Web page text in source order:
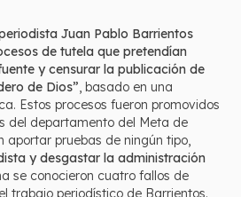
Juan Pablo Barrientos
de tutela que pretendían
y censurar la publicación de
de Dios”, basado en una
Estos procesos fueron promovidos
del departamento del Meta de
aportar pruebas de ningún tipo,
y desgastar la administración
se conocieron cuatro fallos de
trabajo periodístico de Barrientos.